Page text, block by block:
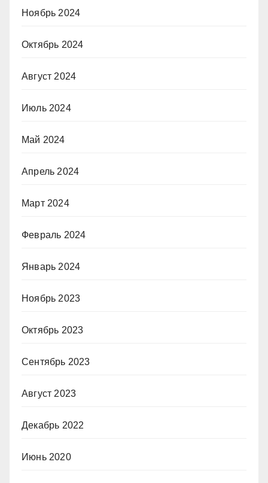
Ноябрь 2024
Октябрь 2024
Август 2024
Июль 2024
Май 2024
Апрель 2024
Март 2024
Февраль 2024
Январь 2024
Ноябрь 2023
Октябрь 2023
Сентябрь 2023
Август 2023
Декабрь 2022
Июнь 2020